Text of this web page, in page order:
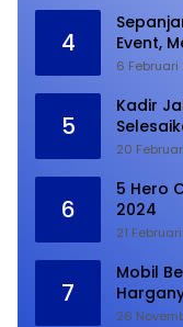
4
Event,
6 Februari
5
Kadir
Suara
20
6
5 Hero
2024
21
7
Mobil
26